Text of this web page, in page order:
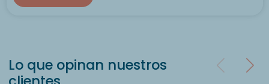
Lo que opinan nuestros